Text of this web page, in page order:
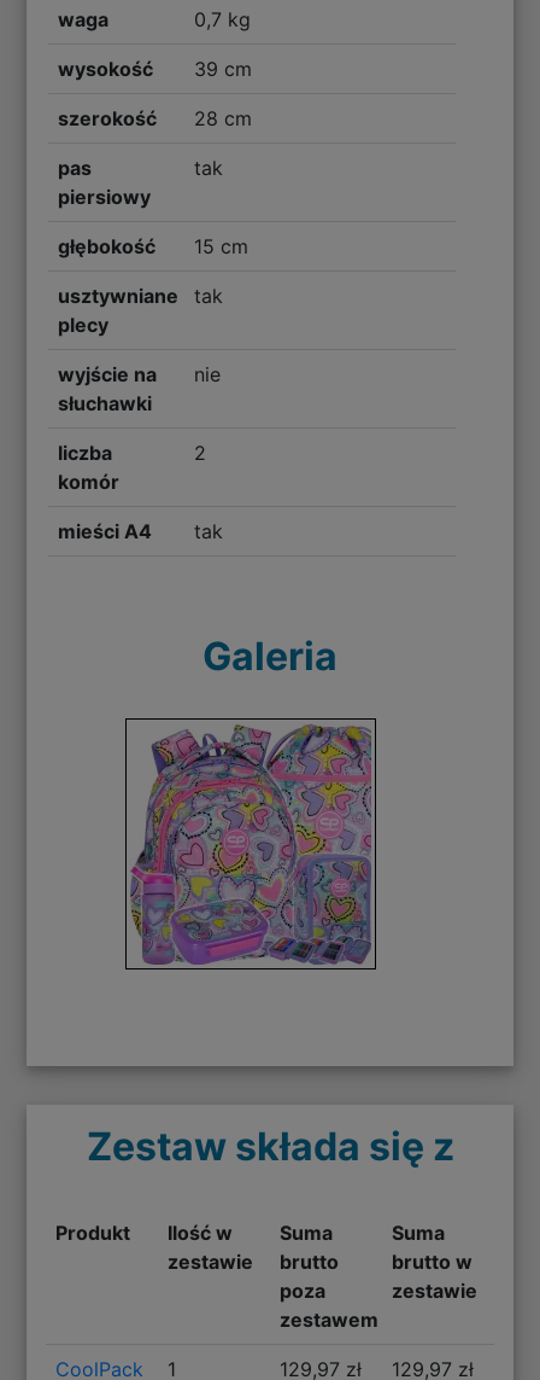
waga 0,7 kg
wysokość 39 cm
szerokość 28 cm
pas
piersiowy
tak
głębokość 15 cm
usztywniane
plecy
tak
wyjście na
słuchawki
nie
liczba
komór
2
mieści A4 tak
Galeria
Zestaw składa się z
Produkt
Ilość w
zestawie
Suma
brutto
poza
zestawem
Suma
brutto w
zestawie
CoolPack 1 129,97 zł 129,97 zł